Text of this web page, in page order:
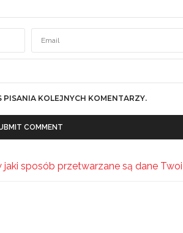
KOLEJNYCH KOMENTARZY.
jaki sposób przetwarzane są dane